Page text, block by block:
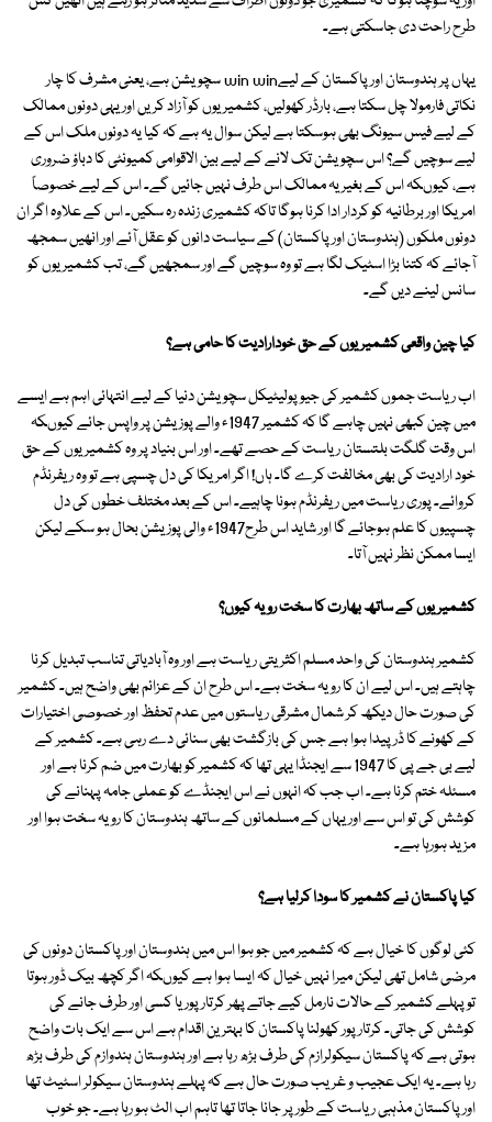
طرح راحت دی جاسکتی ہے۔
یہاں پر ہندوستان اور پاکستان کے لیےwin win سچویشن ہے، یعنی مشرف کا چار
نکاتی فارمولا چل سکتا ہے، بارڈر کھولیں، کشمیریوں کو آزاد کریں اور یہی دونوں ممالک
کے لیے فیس سیونگ بھی ہوسکتا ہے لیکن سوال یہ ہے کہ کیا یہ دونوں ملک اس کے
لیے سوچیں گے؟ اس سچویشن تک لانے کے لیے بین الاقوامی کمیونٹی کا دباؤ ضروری
ہے، کیوںکہ اس کے بغیر یہ ممالک اس طرف نہیں جائیں گے۔ اس کے لیے خصوصاً
امریکا اور برطانیہ کو کردار ادا کرنا ہوگا تاکہ کشمیری زندہ رہ سکیں۔ اس کے علاوہ اگر ان
دونوں ملکوں (ہندوستان اور پاکستان) کے سیاست دانوں کو عقل آئے اور انھیں سمجھ
آجائے کہ کتنا بڑا اسٹیک لگا ہے تو وہ سوچیں گے اور سمجھیں گے، تب کشمیریوں کو
سانس لینے دیں گے۔
کیا چین واقعی کشمیریوں کے حق خودارادیت کا حامی ہے؟
اب ریاست جموں کشمیر کی جیو پولیٹیکل سچویشن دنیا کے لیے انتہائی اہم ہے ایسے
میں چین کبھی نہیں چاہے گا کہ کشمیر 1947ء والے پوزیشن پر واپس جائے کیوںکہ
اس وقت گلگت بلتستان ریاست کے حصے تھے۔ اور اس بنیاد پر وہ کشمیریوں کے حق
خود ارادیت کی بھی مخالفت کرے گا۔ ہاں! اگر امریکا کی دل چسپی ہے تو وہ ریفرنڈم
کروائے۔ پوری ریاست میں ریفرنڈم ہونا چاہیے۔ اس کے بعد مختلف خطوں کی دل
چسپیوں کا علم ہوجائے گا اور شاید اس طرح1947ء والی پوزیشن بحال ہو سکے لیکن
ایسا ممکن نظر نہیں آتا۔
کشمیریوں کے ساتھ بھارت کا سخت رویہ کیوں؟
کشمیر ہندوستان کی واحد مسلم اکثریتی ریاست ہے اور وہ آبادیاتی تناسب تبدیل کرنا
چاہتے ہیں۔ اس لیے ان کا رویہ سخت ہے۔ اس طرح ان کے عزائم بھی واضح ہیں۔ کشمیر
کی صورت حال دیکھ کر شمال مشرقی ریاستوں میں عدم تحفظ اور خصوصی اختیارات
کے کھونے کا ڈر پیدا ہوا ہے جس کی بازگشت بھی سنائی دے رہی ہے۔ کشمیر کے
لیے بی جے پی کا 1947 سے ایجنڈا یہی تھا کہ کشمیر کو بھارت میں ضم کرنا ہے اور
مسئلہ ختم کرنا ہے۔ اب جب کہ انہوں نے اس ایجنڈے کو عملی جامہ پہنانے کی
کوشش کی تو اس سے اور یہاں کے مسلمانوں کے ساتھ ہندوستان کا رویہ سخت ہوا اور
مزید ہورہا ہے۔
کیا پاکستان نے کشمیر کا سودا کرلیا ہے؟
کئی لوگوں کا خیال ہے کہ کشمیر میں جو ہوا اس میں ہندوستان اور پاکستان دونوں کی
مرضی شامل تھی لیکن میرا نہیں خیال کہ ایسا ہوا ہے کیوںکہ اگر کچھ بیک ڈور ہوتا
تو پہلے کشمیر کے حالات نارمل کیے جاتے پھر کرتارپور یا کسی اور طرف جانے کی
کوشش کی جاتی۔ کرتارپور کھولنا پاکستان کا بہترین اقدام ہے اس سے ایک بات واضح
ہوتی ہے کہ پاکستان سیکولرازم کی طرف بڑھ رہا ہے اور ہندوستان ہندوازم کی طرف بڑھ
رہا ہے۔ یہ ایک عجیب و غریب صورت حال ہے کہ پہلے ہندوستان سیکولر اسٹیٹ تھا
اور پاکستان مذہبی ریاست کے طور پر جانا جاتا تھا تاہم اب الٹ ہو رہا ہے۔ جو خوب